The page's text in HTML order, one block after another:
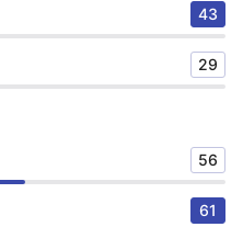
43
29
56
61